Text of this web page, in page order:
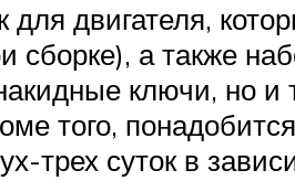
двигателя,
сборке), а также
ключи, но
того,
трех суток в